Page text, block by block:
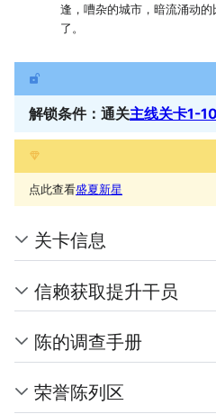
逢，嘈杂的城市，暗流涌动
了。
解锁条件：通关主线关卡1-10
点此查看盛夏新星
关卡信息
信赖获取提升干员
陈的调查手册
荣誉陈列区